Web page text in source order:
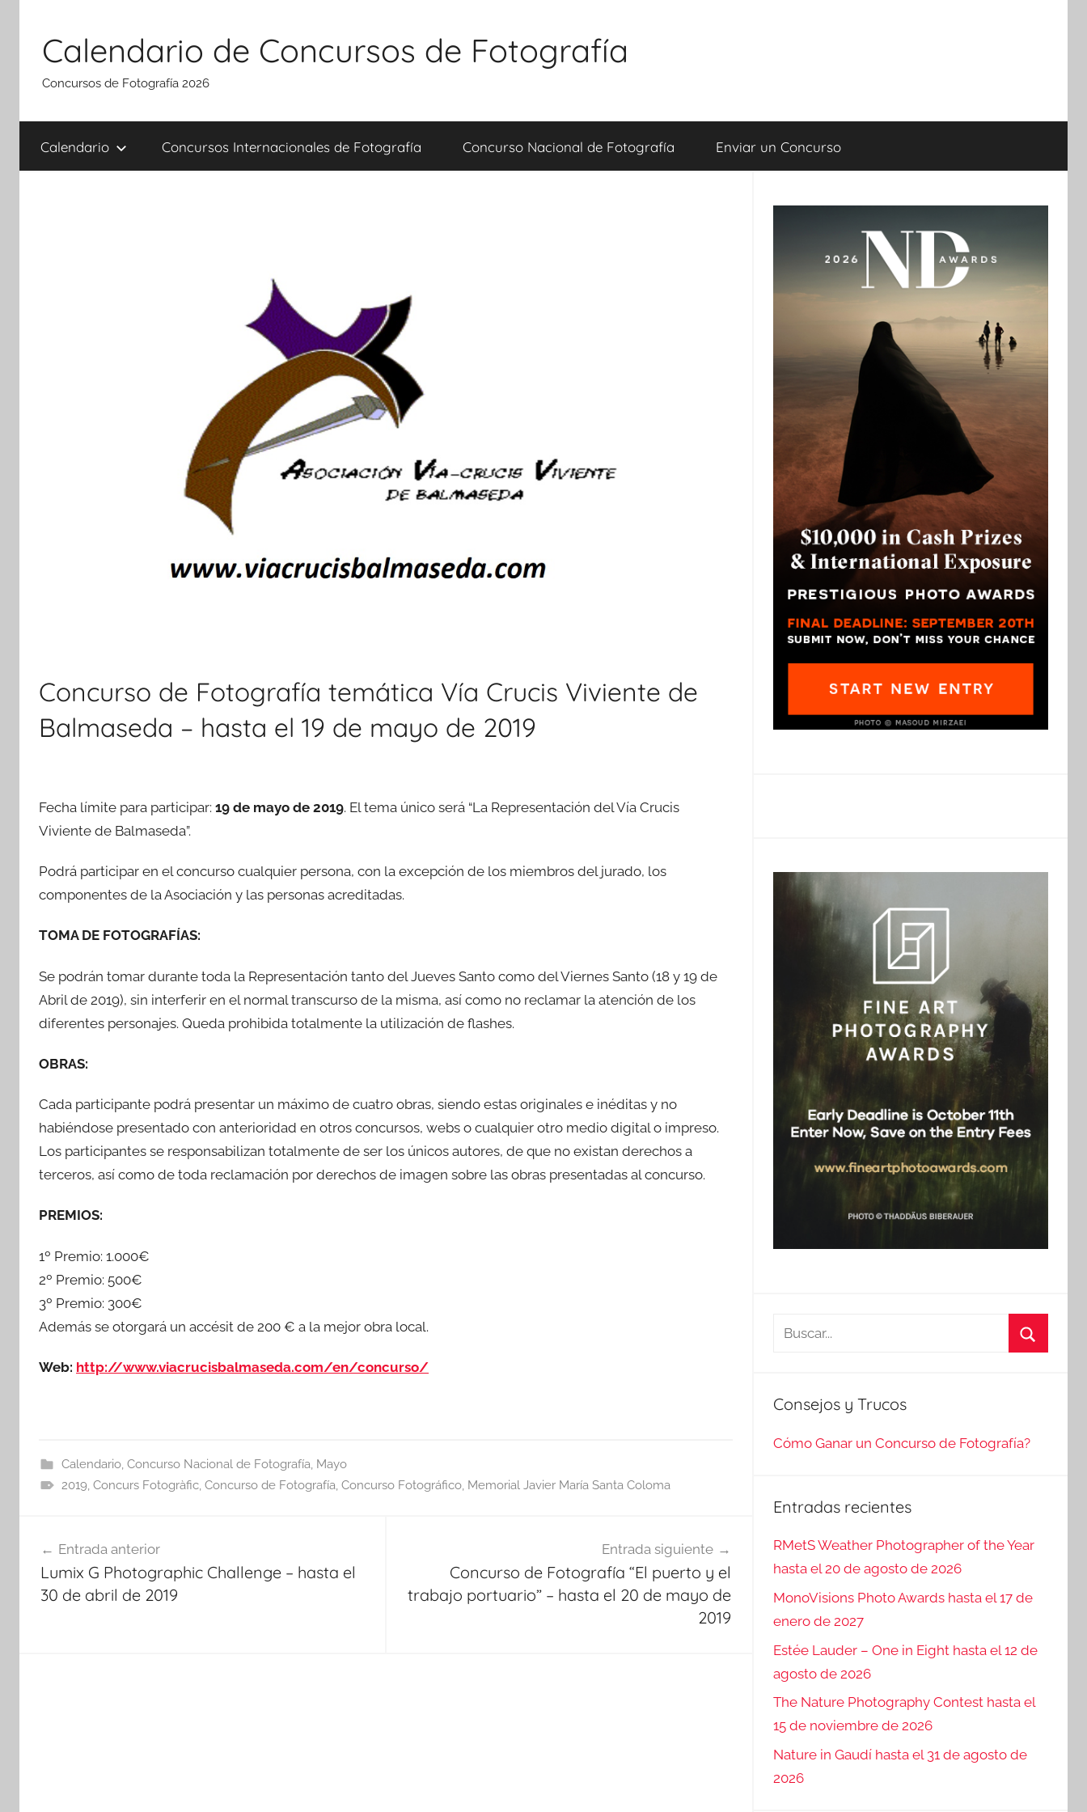
contenido
Calendario de Concursos de Fotografía
Concursos de Fotografía 2026
Calendario Concursos Internacionales de Fotografía Concurso Nacional de Fotografía Enviar un Concurso
Concurso de Fotografía temática Vía Crucis Viviente de
Balmaseda – hasta el 19 de mayo de 2019
Fecha límite para participar: 19 de mayo de 2019. El tema único será “La Representación del Vía Crucis
Viviente de Balmaseda”.
Podrá participar en el concurso cualquier persona, con la excepción de los miembros del jurado, los
componentes de la Asociación y las personas acreditadas.
TOMA DE FOTOGRAFÍAS:
Se podrán tomar durante toda la Representación tanto del Jueves Santo como del Viernes Santo (18 y 19 de
Abril de 2019), sin interferir en el normal transcurso de la misma, así como no reclamar la atención de los
diferentes personajes. Queda prohibida totalmente la utilización de flashes.
OBRAS:
Cada participante podrá presentar un máximo de cuatro obras, siendo estas originales e inéditas y no
habiéndose presentado con anterioridad en otros concursos, webs o cualquier otro medio digital o impreso.
Los participantes se responsabilizan totalmente de ser los únicos autores, de que no existan derechos a
terceros, así como de toda reclamación por derechos de imagen sobre las obras presentadas al concurso.
PREMIOS:
1º Premio: 1.000€
2º Premio: 500€
3º Premio: 300€
Además se otorgará un accésit de 200 € a la mejor obra local.
Web: http://www.viacrucisbalmaseda.com/en/concurso/
Calendario, Concurso Nacional de Fotografía, Mayo
2019, Concurs Fotogràfic, Concurso de Fotografía, Concurso Fotográfico, Memorial Javier María Santa Coloma
de
entradas
Entrada anterior
Lumix G Photographic Challenge – hasta el
30 de abril de 2019
Entrada siguiente
Concurso de Fotografía “El puerto y el
trabajo portuario” – hasta el 20 de mayo de
2019
Buscar:
Consejos y Trucos
Cómo Ganar un Concurso de Fotografía?
Entradas recientes
RMetS Weather Photographer of the Year
hasta el 20 de agosto de 2026
MonoVisions Photo Awards hasta el 17 de
enero de 2027
Estée Lauder – One in Eight hasta el 12 de
agosto de 2026
The Nature Photography Contest hasta el
15 de noviembre de 2026
Nature in Gaudí hasta el 31 de agosto de
2026